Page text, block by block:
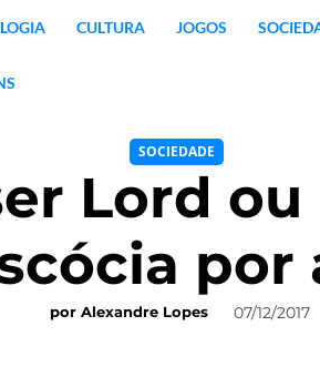
CULTURA JOGOS
SOCIEDADE
Lord ou
por
por Alexandre Lopes 07/12/2017